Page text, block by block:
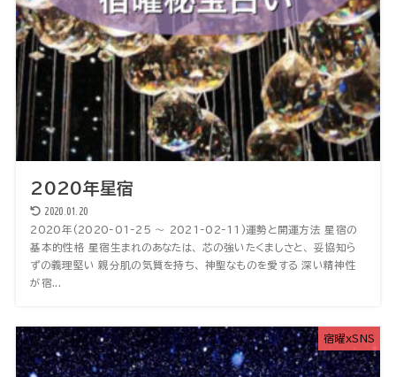
2020年星宿
2020.01.20
2020年(2020-01-25 〜 2021-02-11)運勢と開運方法 星宿の
基本的性格 星宿生まれのあなたは、 芯の強いたくましさと、 妥協知ら
ずの義理堅い 親分肌の気質を持ち、 神聖なものを愛する 深い精神性
が宿...
宿曜xSNS